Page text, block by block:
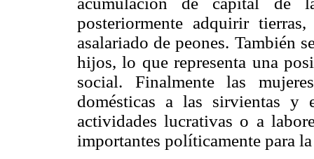
posteriormente adquirir
asalariado de peones. También
hijos, lo que representa una
social. Finalmente las
domésticas a las sirvientas
actividades lucrativas o a
importantes políticamente para